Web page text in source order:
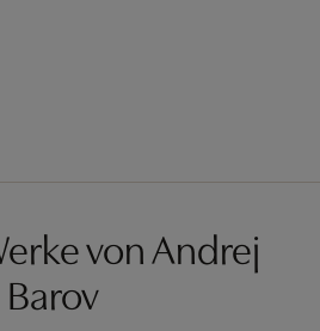
von Andrej
Barov